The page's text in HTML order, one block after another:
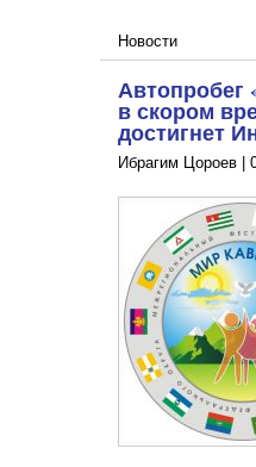
Новости
в скором
достигнет
Ибрагим Цороев |